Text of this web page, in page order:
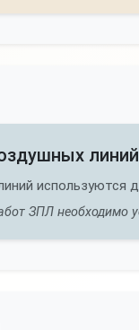
линий
используются
ЗПЛ необходимо